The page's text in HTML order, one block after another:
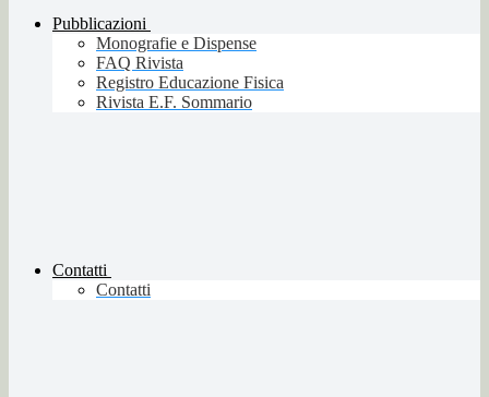
Pubblicazioni
Monografie e Dispense
FAQ Rivista
Registro Educazione Fisica
Rivista E.F. Sommario
Contatti
Contatti